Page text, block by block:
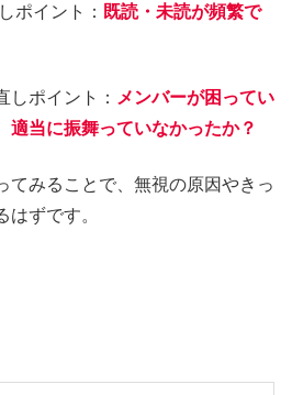
ポイント： 既読・未読が頻繁で
しポイント： メンバーが困ってい
適当に振舞っていなかったか？
てみることで、無視の原因やきっ
ずです。